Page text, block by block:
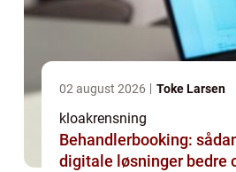
02 august 2026 Toke Larsen
kloakrensning
Behandlerbooking:
digitale løsninger bedre